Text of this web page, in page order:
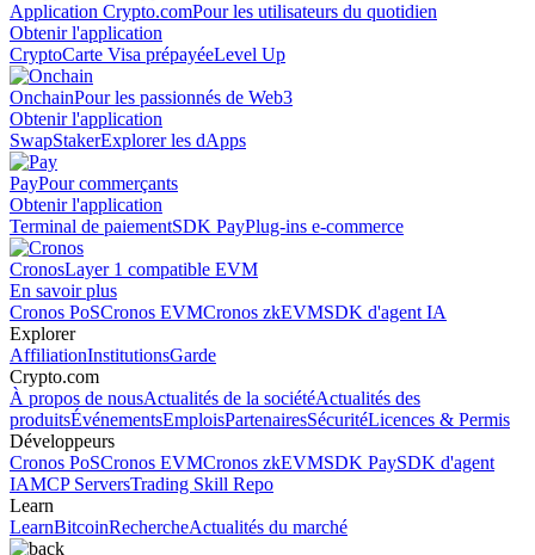
Application Crypto.comPour les utilisateurs du quotidien
Obtenir l'application
CryptoCarte Visa prépayéeLevel Up
OnchainPour les passionnés de Web3
Obtenir l'application
SwapStakerExplorer les dApps
PayPour commerçants
Obtenir l'application
Terminal de paiementSDK PayPlug-ins e-commerce
CronosLayer 1 compatible EVM
En savoir plus
Cronos PoSCronos EVMCronos zkEVMSDK d'agent IA
Explorer
AffiliationInstitutionsGarde
Crypto.com
À propos de nousActualités de la sociétéActualités des
produitsÉvénementsEmploisPartenairesSécuritéLicences & Permis
Développeurs
Cronos PoSCronos EVMCronos zkEVMSDK PaySDK d'agent
IAMCP ServersTrading Skill Repo
Learn
LearnBitcoinRechercheActualités du marché